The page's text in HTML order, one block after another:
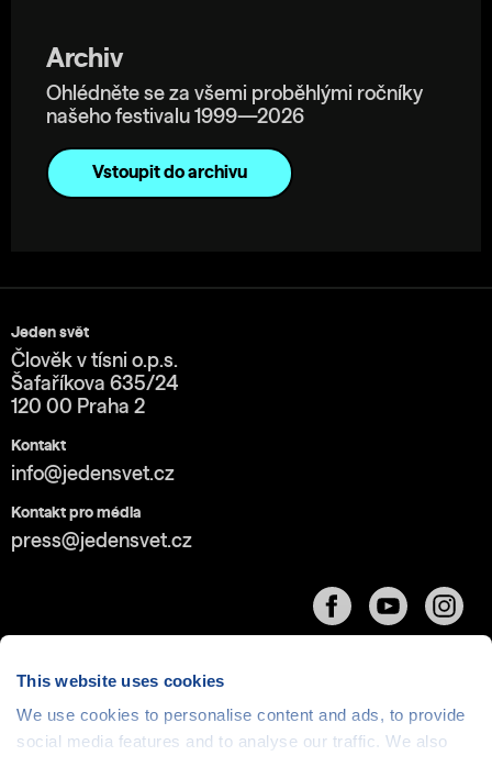
This website uses cookies
We use cookies to personalise content and ads, to provide
social media features and to analyse our traffic. We also
Archiv
Ohlédněte se za všemi proběhlými ročníky
našeho festivalu 1999—2026
Vstoupit do archivu
Jeden svět
Člověk v tísni o.p.s.
Šafaříkova 635/24
120 00 Praha 2
Kontakt
info@jedensvet.cz
Kontakt pro média
press@jedensvet.cz
Cookies| © 1999-2026 Člověk v tísni o.p.s., web běží